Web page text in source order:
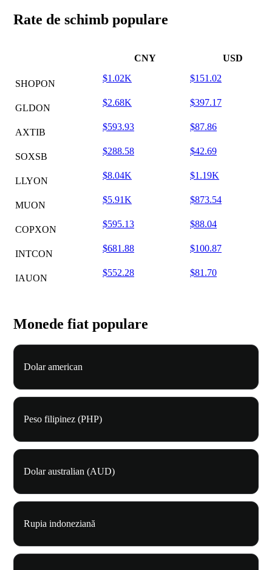
Rate de schimb populare
CNY USD
SHOPON
$1.02K $151.02
GLDON
$2.68K $397.17
AXTIB
$593.93 $87.86
SOXSB
$288.58 $42.69
LLYON
$8.04K $1.19K
MUON
$5.91K $873.54
COPXON
$595.13 $88.04
INTCON
$681.88 $100.87
IAUON
$552.28 $81.70
Monede fiat populare
Dolar american
Peso filipinez (PHP)
Dolar australian (AUD)
Rupia indoneziană